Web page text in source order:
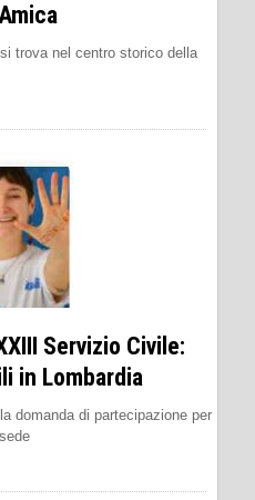
trova nel centro storico della
Servizio Civile:
in Lombardia
domanda di partecipazione per